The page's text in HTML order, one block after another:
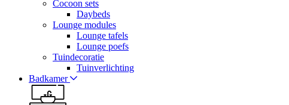
Cocoon sets
Daybeds
Lounge modules
Lounge tafels
Lounge poefs
Tuindecoratie
Tuinverlichting
Badkamer